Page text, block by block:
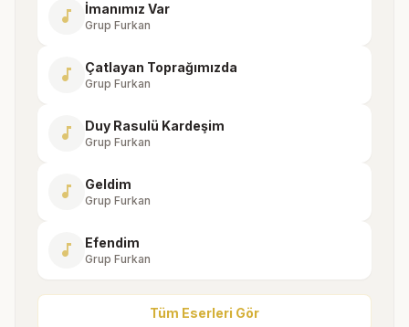
music_note İmanımız Var
Grup Furkan
music_note Çatlayan Toprağımızda
Grup Furkan
music_note Duy Rasulü Kardeşim
Grup Furkan
music_note Geldim
Grup Furkan
music_note Efendim
Grup Furkan
Tüm Eserleri Gör